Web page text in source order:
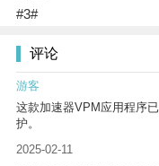
#3#
评论
游客
这款加速器VPM应用程序
护。
2025-02-11